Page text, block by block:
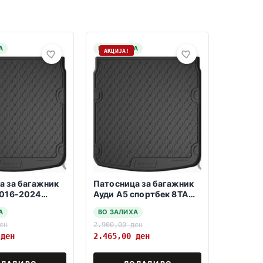
за багажник
2024
ден
НА ЗАЛИХА
АКЦИЈА!
Патосница за багажник
Ауди А5 спортбек 8ТА
ВО ЗАЛИХА
2.900,00ден
2.465,00 ден